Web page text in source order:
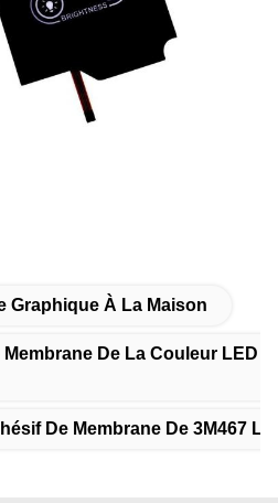
Graphique À La Maison
De La Couleur LED
De Membrane De 3M467